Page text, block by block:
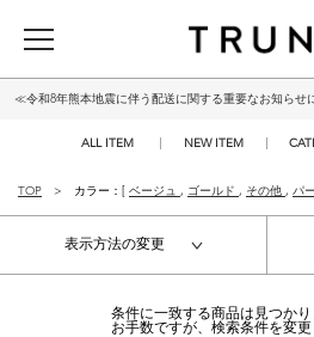
≪令和8年熊本地震に伴う配送に関する重要なお知らせ
ALL ITEM NEW ITEM
TOP カラー：[ ベージュ , ゴールド , その他 , パ
表示方法の変更
条件に一致する商品は見つかり
お手数ですが、検索条件を変更